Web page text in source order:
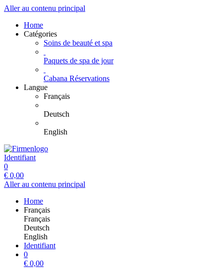
Aller au contenu principal
Home
Catégories
Soins de beauté et spa
Paquets de spa de jour
Cabana Réservations
Langue
Français
Deutsch
English
Identifiant
0
€ 0,00
Aller au contenu principal
Home
Français
Français
Deutsch
English
Identifiant
0
€ 0,00